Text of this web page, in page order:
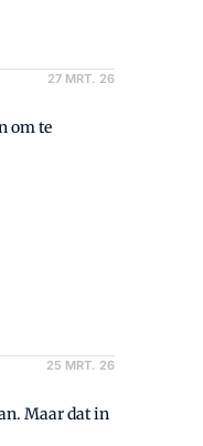
27 MRT. 26
om te
25 MRT. 26
Maar dat in